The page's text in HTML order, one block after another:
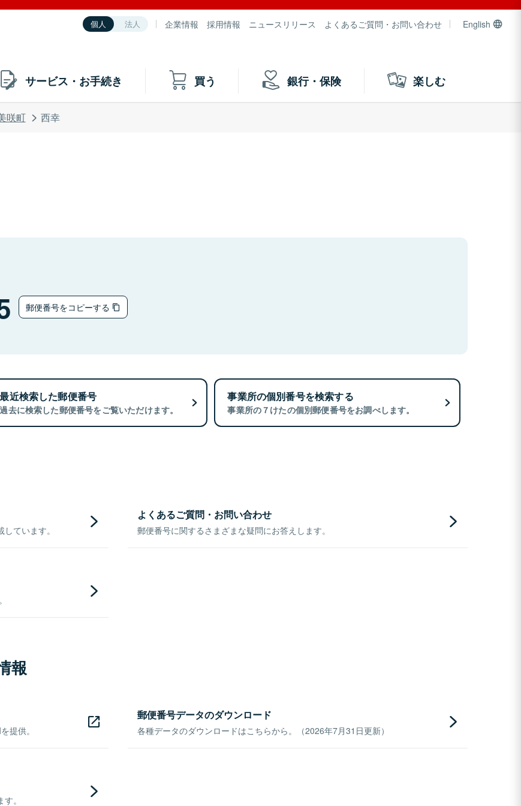
個人 法人 企業情報 採用情報 ニュースリリース よくあるご質問・お問い合わせ English
サービス・お手続き 買う 銀行・保険 楽しむ
咲町 西幸
郵便番号をコピーする
最近検索した郵便番号
過去に検索した郵便番号をご覧いただけます。
事業所の個別番号を検索する
事業所の７けたの個別郵便番号をお調べします。
ています。
よくあるご質問・お問い合わせ
郵便番号に関するさまざまな疑問にお答えします。
報
提供。
郵便番号データのダウンロード
各種データのダウンロードはこちらから。（2026年7月31日更新）
。